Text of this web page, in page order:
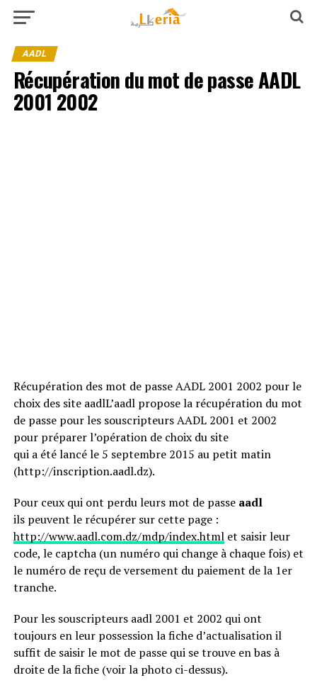
AADL
Récupération du mot de passe AADL
2001 2002
Récupération des mot de passe AADL 2001 2002 pour le
choix des site aadlL’aadl propose la récupération du mot
de passe pour les souscripteurs AADL 2001 et 2002
pour préparer l’opération de choix du site
qui a été lancé le 5 septembre 2015 au petit matin
(http://inscription.aadl.dz).
Pour ceux qui ont perdu leurs mot de passe aadl
ils peuvent le récupérer sur cette page :
http://www.aadl.com.dz/mdp/index.htmlet saisir leur
code, le captcha (un numéro qui change à chaque fois) et
le numéro de reçu de versement du paiement de la 1er
tranche.
Pour les souscripteurs aadl 2001 et 2002 qui ont
toujours en leur possession la fiche d’actualisation il
suffit de saisir le mot de passe qui se trouve en bas à
droite de la fiche (voir la photo ci-dessus).